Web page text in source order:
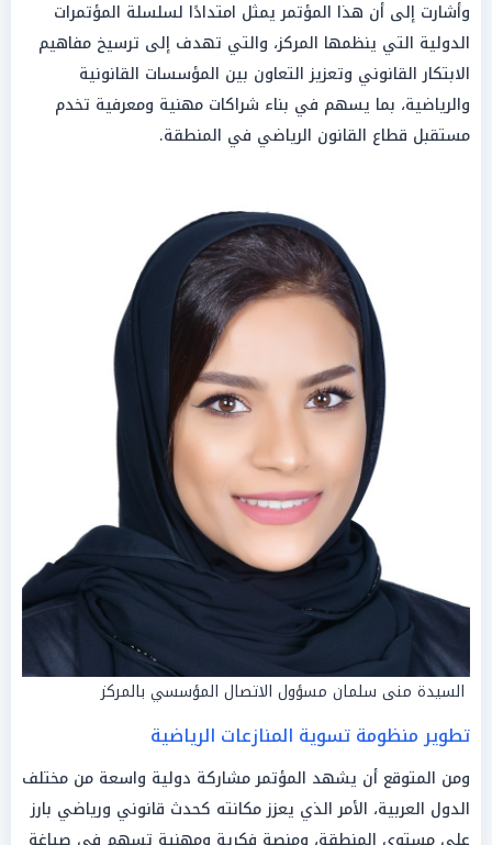
وأشارت إلى أن هذا المؤتمر يمثل امتدادًا لسلسلة المؤتمرات
الدولية التي ينظمها المركز، والتي تهدف إلى ترسيخ مفاهيم
الابتكار القانوني وتعزيز التعاون بين المؤسسات القانونية
والرياضية، بما يسهم في بناء شراكات مهنية ومعرفية تخدم
مستقبل قطاع القانون الرياضي في المنطقة.
السيدة منى سلمان مسؤول الاتصال المؤسسي بالمركز
تطوير منظومة تسوية المنازعات الرياضية
ومن المتوقع أن يشهد المؤتمر مشاركة دولية واسعة من مختلف
الدول العربية، الأمر الذي يعزز مكانته كحدث قانوني ورياضي بارز